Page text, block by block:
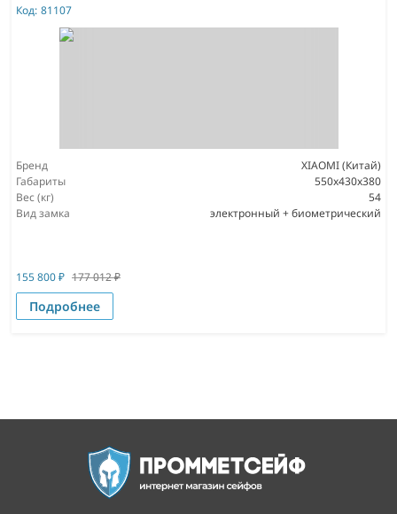
Код: 81107
Бренд
XIAOMI (Китай)
Габариты
550x430x380
Вес (кг)
54
Вид замка
электронный + биометрический
155 800₽ 177 012₽
Подробнее